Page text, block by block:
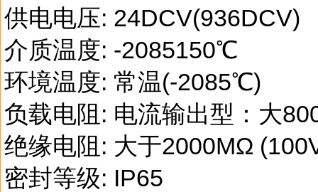
供电电压: 24DCV(936DCV)
介质温度: -2085150℃
环境温度: 常温(-2085℃)
负载电阻: 电流输出型：大
绝缘电阻: 大于2000MΩ
密封等级: IP65